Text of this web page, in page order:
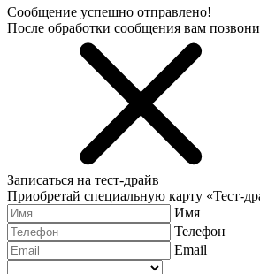
Сообщение успешно отправлено!
После обработки сообщения вам
Записаться на тест-драйв
Приобретай специальную карту «Тест-
Имя
Телефон
Email